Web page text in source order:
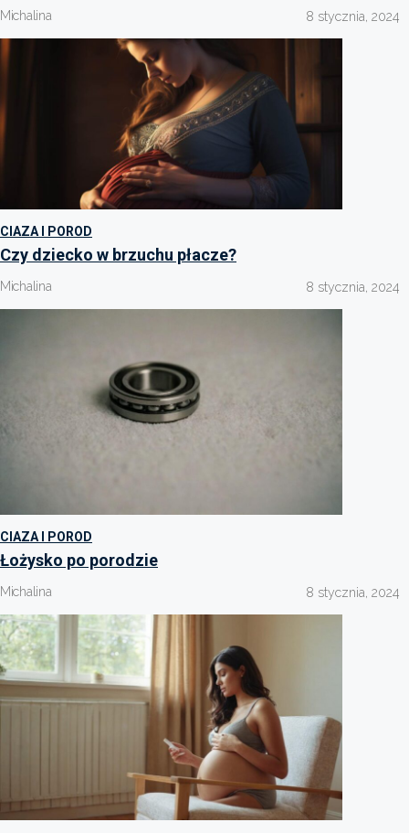
Michalina 8 stycznia, 2024
CIAZA I POROD
Czy dziecko w brzuchu płacze?
Michalina 8 stycznia, 2024
CIAZA I POROD
Łożysko po porodzie
Michalina 8 stycznia, 2024